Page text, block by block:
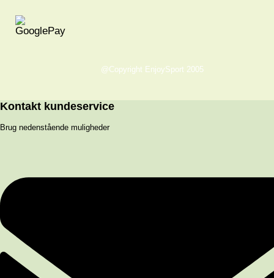
@Copyright EnjoySport 2005
Kontakt kundeservice
Brug nedenstående muligheder